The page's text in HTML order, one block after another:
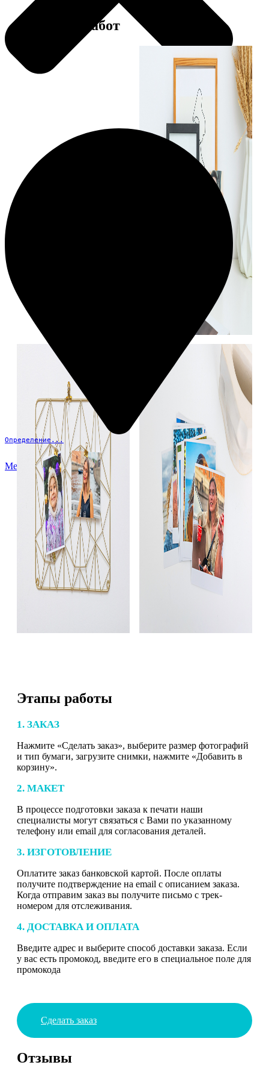
Определение...
Меню
Примеры работ
Этапы работы
1. ЗАКАЗ
Нажмите «Сделать заказ», выберите размер фотографий
и тип бумаги, загрузите снимки, нажмите «Добавить в
корзину».
2. МАКЕТ
В процессе подготовки заказа к печати наши
специалисты могут связаться с Вами по указанному
телефону или email для согласования деталей.
3. ИЗГОТОВЛЕНИЕ
Оплатите заказ банковской картой. После оплаты
получите подтверждение на email с описанием заказа.
Когда отправим заказ вы получите письмо с трек-
номером для отслеживания.
4. ДОСТАВКА И ОПЛАТА
Введите адрес и выберите способ доставки заказа. Если
у вас есть промокод, введите его в специальное поле для
промокода
Сделать заказ
Отзывы